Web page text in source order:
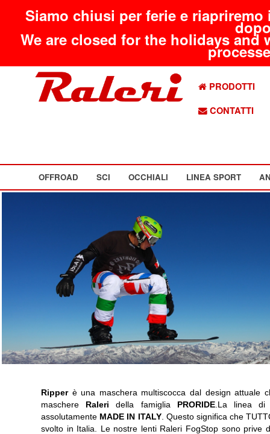
Siamo chiusi per ferie e
We are closed for the holidays
PRODOTTI
CONTATTI
OFFROAD SCI OCCHIALI LINEA SPORT
Ripper è una maschera multiscocca dal design attuale
maschere Raleri della famiglia PRORIDE.La linea di
assolutamente MADE IN ITALY. Questo significa che
svolto in Italia. Le nostre lenti Raleri FogStop sono prive